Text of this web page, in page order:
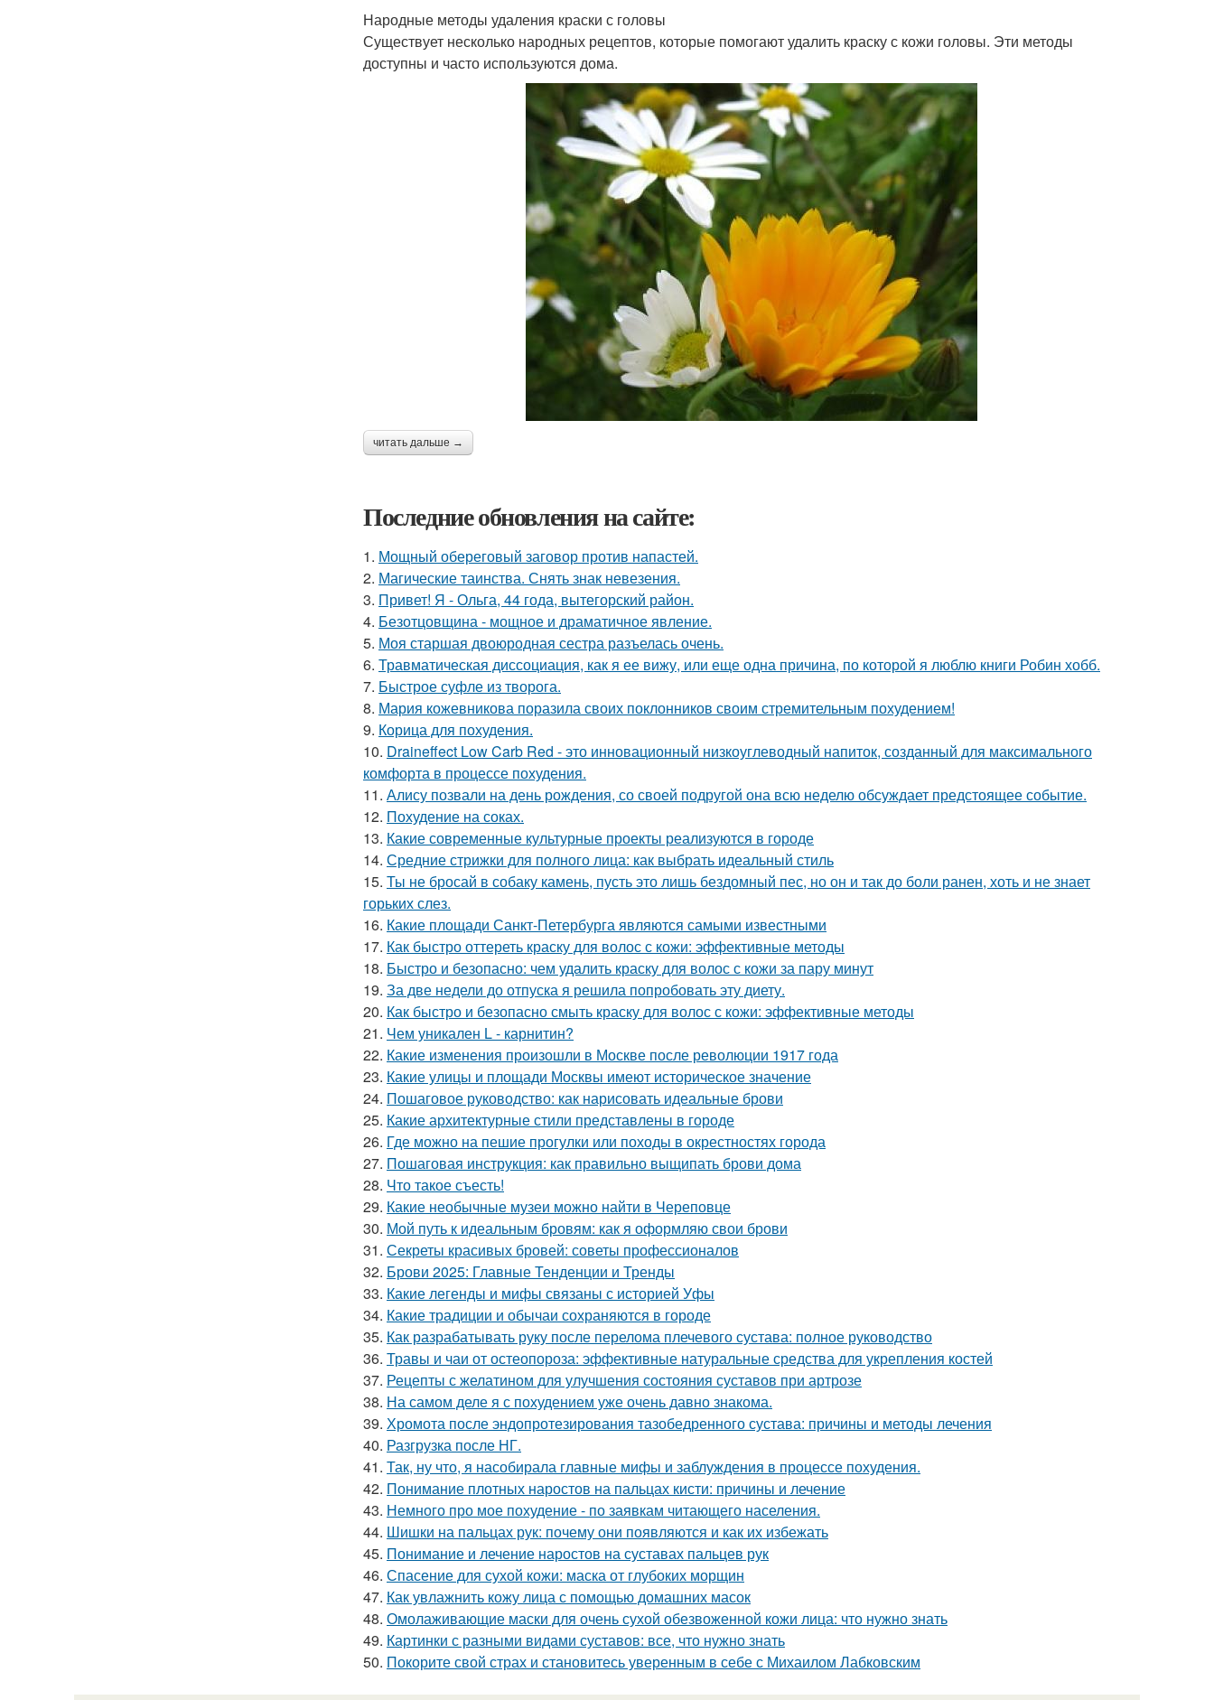
Народные методы удаления краски с головы
Существует несколько народных рецептов, которые помогают удалить краску с кожи головы. Эти методы
доступны и часто используются дома.
читать дальше →
Последние обновления на сайте:
1. Мощный обереговый заговор против напастей.
2. Магические таинства. Снять знак невезения.
3. Привет! Я - Ольга, 44 года, вытегорский район.
4. Безотцовщина - мощное и драматичное явление.
5. Моя старшая двоюродная сестра разъелась очень.
6. Травматическая диссоциация, как я ее вижу, или еще одна причина, по которой я люблю книги Робин хобб.
7. Быстрое суфле из творога.
8. Мария кожевникова поразила своих поклонников своим стремительным похудением!
9. Корица для похудения.
10. Draineffect Low Carb Red - это инновационный низкоуглеводный напиток, созданный для максимального
комфорта в процессе похудения.
11. Алису позвали на день рождения, со своей подругой она всю неделю обсуждает предстоящее событие.
12. Похудение на соках.
13. Какие современные культурные проекты реализуются в городе
14. Средние стрижки для полного лица: как выбрать идеальный стиль
15. Ты не бросай в собаку камень, пусть это лишь бездомный пес, но он и так до боли ранен, хоть и не знает
горьких слез.
16. Какие площади Санкт-Петербурга являются самыми известными
17. Как быстро оттереть краску для волос с кожи: эффективные методы
18. Быстро и безопасно: чем удалить краску для волос с кожи за пару минут
19. За две недели до отпуска я решила попробовать эту диету.
20. Как быстро и безопасно смыть краску для волос с кожи: эффективные методы
21. Чем уникален L - карнитин?
22. Какие изменения произошли в Москве после революции 1917 года
23. Какие улицы и площади Москвы имеют историческое значение
24. Пошаговое руководство: как нарисовать идеальные брови
25. Какие архитектурные стили представлены в городе
26. Где можно на пешие прогулки или походы в окрестностях города
27. Пошаговая инструкция: как правильно выщипать брови дома
28. Что такое съесть!
29. Какие необычные музеи можно найти в Череповце
30. Мой путь к идеальным бровям: как я оформляю свои брови
31. Секреты красивых бровей: советы профессионалов
32. Брови 2025: Главные Тенденции и Тренды
33. Какие легенды и мифы связаны с историей Уфы
34. Какие традиции и обычаи сохраняются в городе
35. Как разрабатывать руку после перелома плечевого сустава: полное руководство
36. Травы и чаи от остеопороза: эффективные натуральные средства для укрепления костей
37. Рецепты с желатином для улучшения состояния суставов при артрозе
38. На самом деле я с похудением уже очень давно знакома.
39. Хромота после эндопротезирования тазобедренного сустава: причины и методы лечения
40. Разгрузка после НГ.
41. Так, ну что, я насобирала главные мифы и заблуждения в процессе похудения.
42. Понимание плотных наростов на пальцах кисти: причины и лечение
43. Немного про мое похудение - по заявкам читающего населения.
44. Шишки на пальцах рук: почему они появляются и как их избежать
45. Понимание и лечение наростов на суставах пальцев рук
46. Спасение для сухой кожи: маска от глубоких морщин
47. Как увлажнить кожу лица с помощью домашних масок
48. Омолаживающие маски для очень сухой обезвоженной кожи лица: что нужно знать
49. Картинки с разными видами суставов: все, что нужно знать
50. Покорите свой страх и становитесь уверенным в себе с Михаилом Лабковским